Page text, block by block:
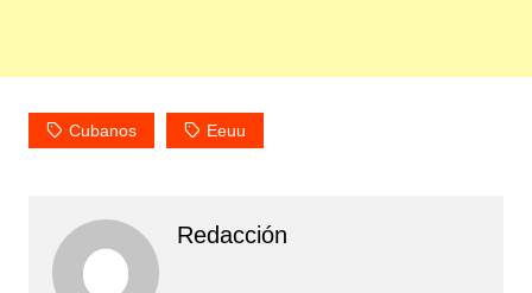
Cubanos Eeuu
Redacción